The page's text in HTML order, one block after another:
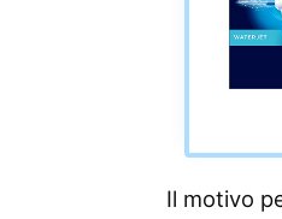
Il motivo